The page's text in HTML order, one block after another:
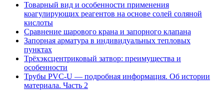
Товарный вид и особенности применения
коагулирующих реагентов на основе солей соляной
кислоты
Сравнение шарового крана и запорного клапана
Запорная арматура в индивидуальных тепловых
пунктах
Трёхэксцентриковый затвор: преимущества и
особенности
Трубы PVC-U — подробная информация. Об истории
материала. Часть 2